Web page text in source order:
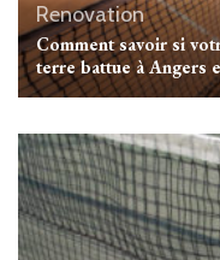
Renovation
Comment savoir si
terre battue à Angers